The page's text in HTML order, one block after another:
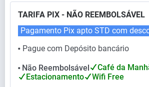
TARIFA PIX - NÃO REEMBOLSÁVEL
⬤ Pague com Depósito bancário
Pagamento Pix apto STD com
⬤ Não Reembolsável
Café da
Estacionamento
Wifi Free